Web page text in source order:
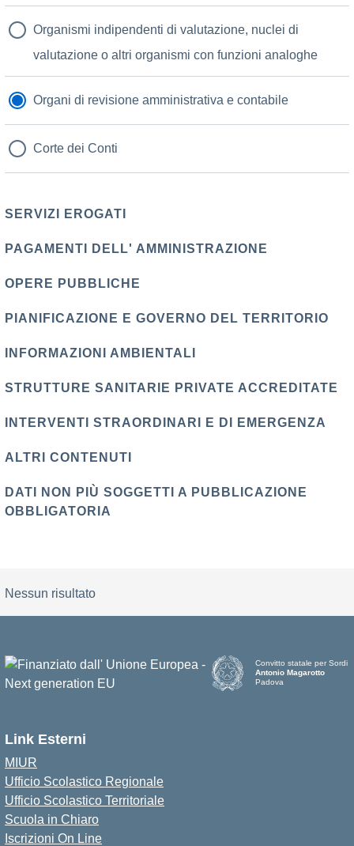
Organismi indipendenti di valutazione, nuclei di
valutazione o altri organismi con funzioni analoghe
Organi di revisione amministrativa e contabile
Corte dei Conti
SERVIZI EROGATI
PAGAMENTI DELL' AMMINISTRAZIONE
OPERE PUBBLICHE
PIANIFICAZIONE E GOVERNO DEL TERRITORIO
INFORMAZIONI AMBIENTALI
STRUTTURE SANITARIE PRIVATE ACCREDITATE
INTERVENTI STRAORDINARI E DI EMERGENZA
ALTRI CONTENUTI
DATI NON PIÙ SOGGETTI A PUBBLICAZIONE
OBBLIGATORIA
Nessun risultato
Convitto statale per Sordi
Antonio Magarotto
Padova
Link Esterni
MIUR
Ufficio Scolastico Regionale
Ufficio Scolastico Territoriale
Scuola in Chiaro
Iscrizioni On Line